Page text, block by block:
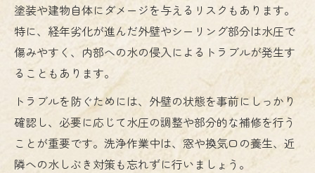
塗装や建物自体にダメージを与えるリスクもあります。
特に、経年劣化が進んだ外壁やシーリング部分は水圧で
傷みやすく、内部への水の侵入によるトラブルが発生す
ることもあります。
トラブルを防ぐためには、外壁の状態を事前にしっかり
確認し、必要に応じて水圧の調整や部分的な補修を行う
ことが重要です。洗浄作業中は、窓や換気口の養生、近
隣への水しぶき対策も忘れずに行いましょう。